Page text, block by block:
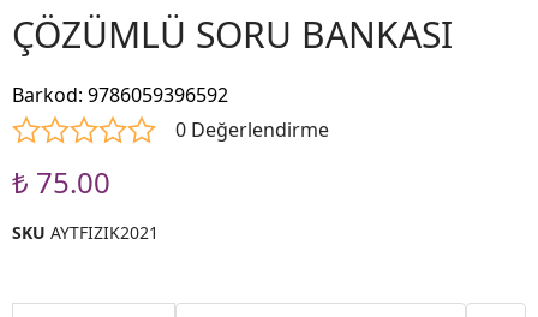
ÇÖZÜMLÜ SORU BANKASI
Barkod: 9786059396592
0 Değerlendirme
₺ 75.00
SKU AYTFIZIK2021